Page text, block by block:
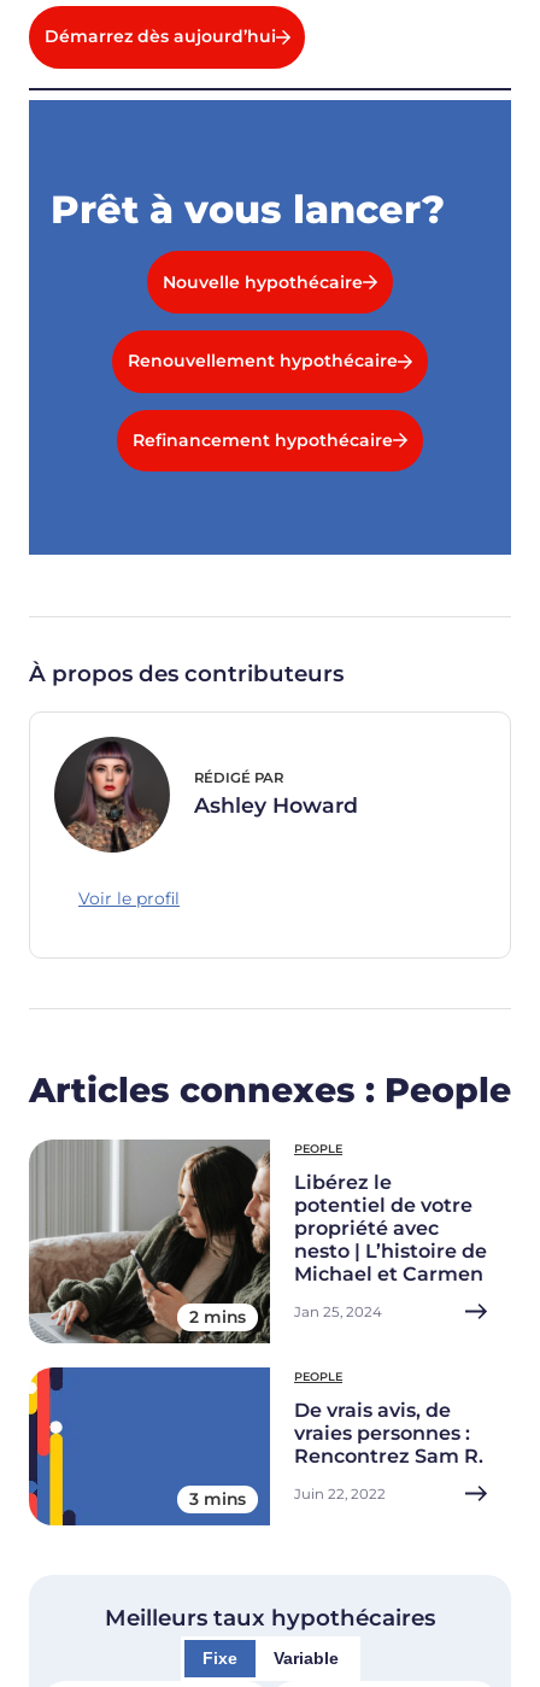
Démarrez dès aujourd’hui
Prêt à vous lancer?
Nouvelle hypothécaire
Renouvellement hypothécaire
Refinancement hypothécaire
À propos des contributeurs
RÉDIGÉ PAR
Ashley Howard
Voir le profil
Articles connexes : People
2 mins
PEOPLE
Libérez le
potentiel de votre
propriété avec
nesto | L’histoire de
Michael et Carmen
Jan 25, 2024
3 mins
PEOPLE
De vrais avis, de
vraies personnes :
Rencontrez Sam R.
Juin 22, 2022
Meilleurs taux hypothécaires
Fixe Variable